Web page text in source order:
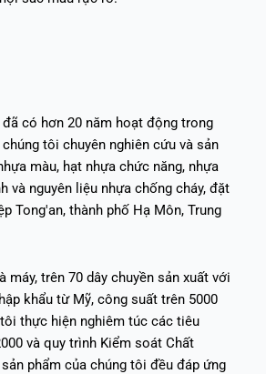
có hơn 20 năm hoạt động trong
tôi chuyên nghiên cứu và sản
màu, hạt nhựa chức năng, nhựa
và nguyên liệu nhựa chống cháy, đặt
Tong'an, thành phố Hạ Môn, Trung
máy, trên 70 dây chuyền sản xuất với
khẩu từ Mỹ, công suất trên 5000
thực hiện nghiêm túc các tiêu
và quy trình Kiểm soát Chất
phẩm của chúng tôi đều đáp ứng